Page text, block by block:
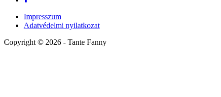
Impresszum
Adatvédelmi nyilatkozat
Copyright © 2026 - Tante Fanny